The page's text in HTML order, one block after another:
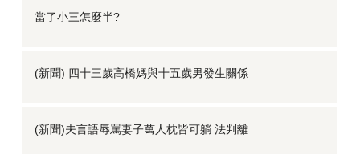
當了小三怎麼半?
(新聞) 四十三歲高橋媽與十五歲男發生關係
(新聞)夫言語辱罵妻子萬人枕皆可躺 法判離